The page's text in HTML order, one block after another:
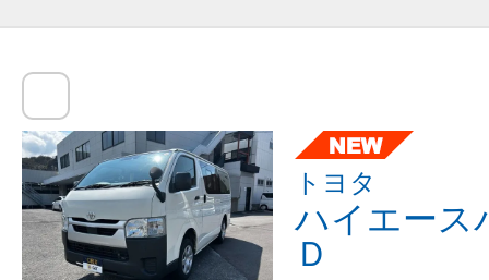
トヨタ
ハイエー
Ｄ